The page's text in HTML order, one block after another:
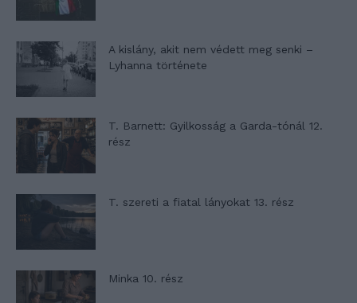
A kislány, akit nem védett meg senki –
Lyhanna története
T. Barnett: Gyilkosság a Garda-tónál 12.
rész
T. szereti a fiatal lányokat 13. rész
Minka 10. rész